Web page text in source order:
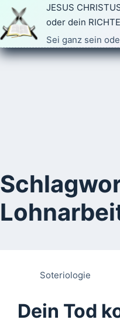
Zum
Inhalt
springen
JESUS
oder dein
Sei ganz sein
Soteriologie
Dein Tod